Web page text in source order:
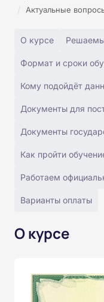
/ Актуальные
О курсе
Формат и сроки
Кому подойдёт
Документы для
Документы
Как пройти
Работаем
Варианты оплаты
О курсе